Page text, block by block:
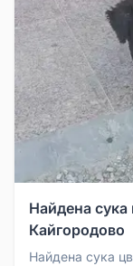
Найдена
Кайгородово
Найдена сука